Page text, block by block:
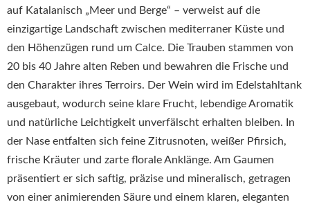
auf Katalanisch „Meer und Berge“ – verweist auf die
einzigartige Landschaft zwischen mediterraner Küste und
den Höhenzügen rund um Calce. Die Trauben stammen von
20 bis 40 Jahre alten Reben und bewahren die Frische und
den Charakter ihres Terroirs. Der Wein wird im Edelstahltank
ausgebaut, wodurch seine klare Frucht, lebendige Aromatik
und natürliche Leichtigkeit unverfälscht erhalten bleiben. In
der Nase entfalten sich feine Zitrusnoten, weißer Pfirsich,
frische Kräuter und zarte florale Anklänge. Am Gaumen
präsentiert er sich saftig, präzise und mineralisch, getragen
von einer animierenden Säure und einem klaren, eleganten